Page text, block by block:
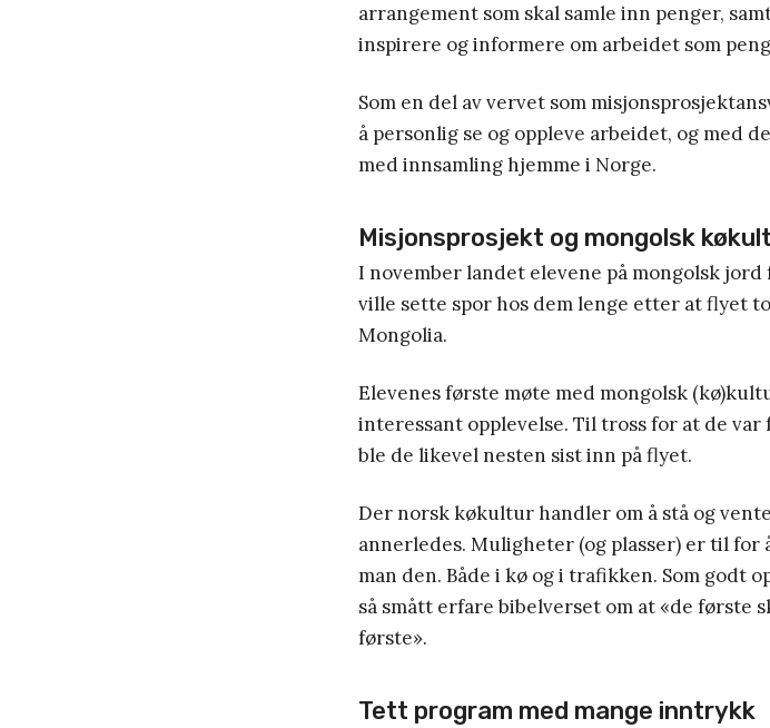
arrangement som skal samle inn penger,
inspirere og informere om arbeidet som
Som en del av vervet som
å personlig se og oppleve arbeidet, og med
med innsamling hjemme i Norge.
Misjonsprosjekt og mongolsk
I november landet elevene på mongolsk
ville sette spor hos dem lenge etter at flyet
Mongolia.
Elevenes første møte med mongolsk
interessant opplevelse. Til tross for at de
ble de likevel nesten sist inn på flyet.
Der norsk køkultur handler om å stå og
annerledes. Muligheter (og plasser) er til for
man den. Både i kø og i trafikken. Som
så smått erfare bibelverset om at «de første
første».
Tett program med mange inntrykk